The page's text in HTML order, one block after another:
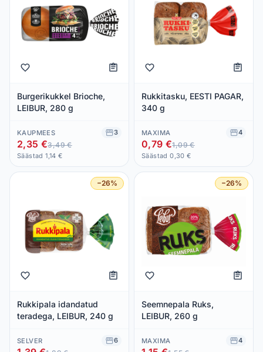
Burgerikukkel Brioche,
LEIBUR, 280 g
KAUPMEES 3
2,35 €3,49 €
Säästad 1,14 €
Rukkitasku, EESTI PAGAR,
340 g
MAXIMA 4
0,79 €1,09 €
Säästad 0,30 €
−26%
Rukkipala idandatud
teradega, LEIBUR, 240 g
SELVER 6
−26%
Seemnepala Ruks,
LEIBUR, 260 g
MAXIMA 4